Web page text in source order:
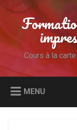
Accéder
au
contenu
principal
Recherche
Cours à la
MENU